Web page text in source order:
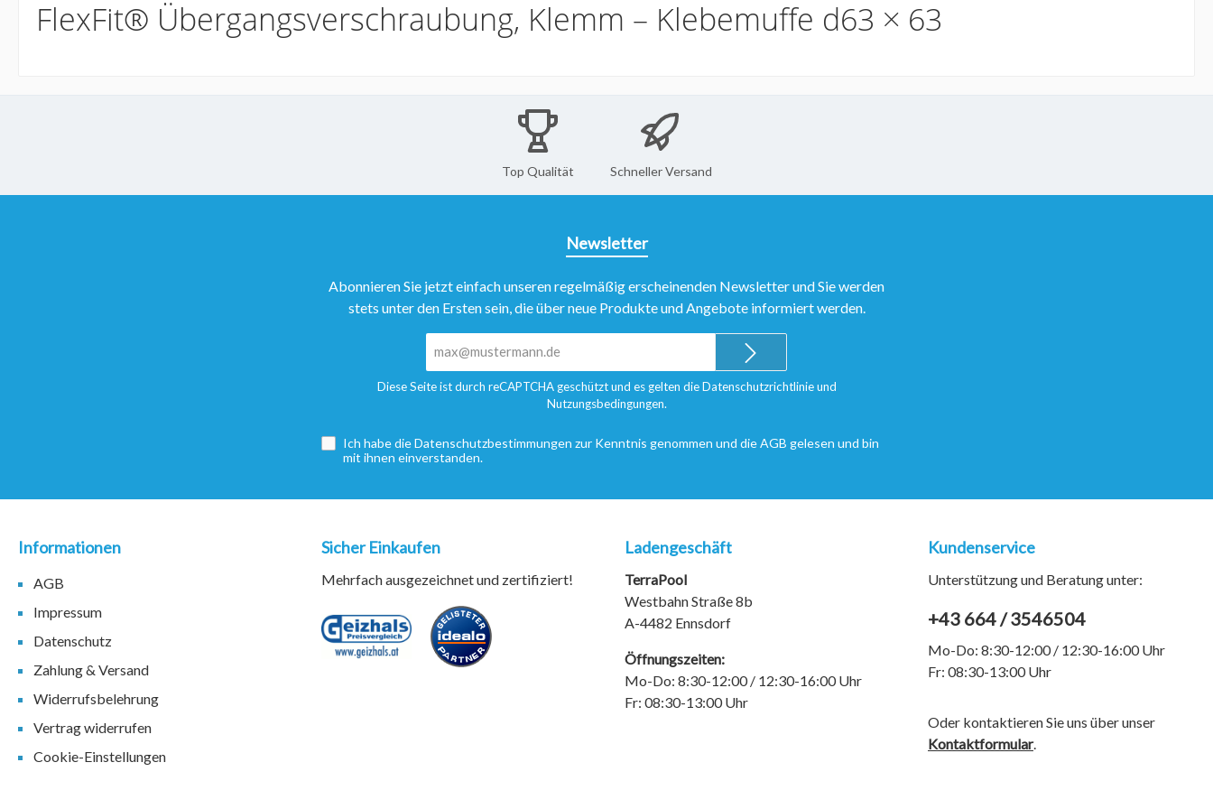
FlexFit® Übergangsverschraubung, Klemm – Klebemuffe d63 × 63
Top Qualität Schneller Versand
Newsletter
Abonnieren Sie jetzt einfach unseren regelmäßig erscheinenden Newsletter und Sie werden
stets unter den Ersten sein, die über neue Produkte und Angebote informiert werden.
Adresse*
Diese Seite ist durch reCAPTCHA geschützt und es gelten dieDatenschutzrichtlinieund
Nutzungsbedingungen.
Ich habe dieDatenschutzbestimmungen zur Kenntnis genommen und dieAGB gelesen und bin
mit ihnen einverstanden.
Kundenservice
Unterstützung und Beratung unter:
+43 664 / 3546504
Mo-Do: 8:30-12:00 / 12:30-16:00 Uhr
Fr: 08:30-13:00 Uhr
Oder kontaktieren Sie uns über unser
Kontaktformular.
Informationen
AGB
Impressum
Datenschutz
Zahlung & Versand
Widerrufsbelehrung
Vertrag widerrufen
Cookie-Einstellungen
Sicher Einkaufen
Mehrfach ausgezeichnet und zertifiziert!
Ladengeschäft
TerraPool
Westbahn Straße 8b
A-4482 Ennsdorf
Öffnungszeiten:
Mo-Do: 8:30-12:00 / 12:30-16:00 Uhr
Fr: 08:30-13:00 Uhr